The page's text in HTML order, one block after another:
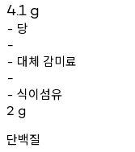
4.1 g
- 당
-
- 대체 감미료
-
- 식이섬유
2 g
단백질